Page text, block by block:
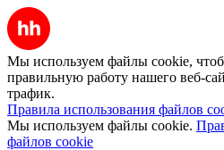
Мы используем файлы cookie,
правильную работу нашего веб-
трафик.
Правила использования файлов
Мы используем файлы cookie.
файлов cookie